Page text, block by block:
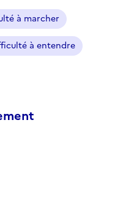
à marcher
à entendre